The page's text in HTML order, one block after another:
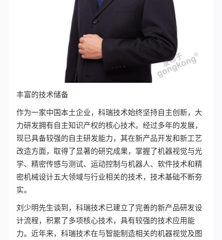
丰富的技术储备
作为一家中国本土企业，科瑞技术始终坚持自主创新，大
力研发拥有自主知识产权的核心技术。经过多年的发展，
现已具备较强的自主研发能力，其在新产品开发和新工艺
改造方面，取得了显著的研究成果，掌握了机器视觉与光
学、精密传感与测试、运动控制与机器人、软件技术和精
密机械设计五大领域与行业相关的技术，技术基础不断夯
实。
刘少明先生谈到，科瑞技术已建立了完善的新产品研发设
计流程，积累了多项核心技术，具有较强的技术应用能
力。近年来，科瑞技术在与智能制造相关的机器视觉及图